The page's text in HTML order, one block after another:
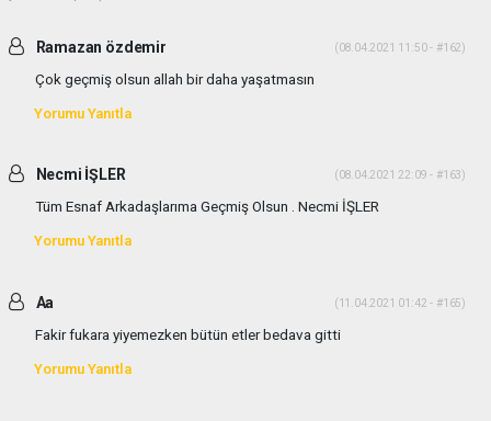
Ramazan özdemir (08.04.2021 11:50 - #162)
Çok geçmiş olsun allah bir daha yaşatmasın
Yorumu Yanıtla
Necmi İŞLER (08.04.2021 22:09 - #163)
Tüm Esnaf Arkadaşlarıma Geçmiş Olsun . Necmi İŞLER
Yorumu Yanıtla
Aa (11.04.2021 01:42 - #165)
Fakir fukara yiyemezken bütün etler bedava gitti
Yorumu Yanıtla